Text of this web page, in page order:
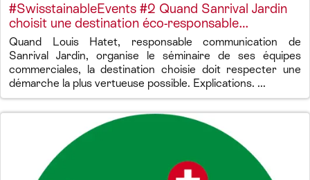
#SwisstainableEvents #2 Quand Sanrival Jardin
choisit une destination éco-responsable…
Quand Louis Hatet, responsable communication de
Sanrival Jardin, organise le séminaire de ses équipes
commerciales, la destination choisie doit respecter une
démarche la plus vertueuse possible. Explications. ...